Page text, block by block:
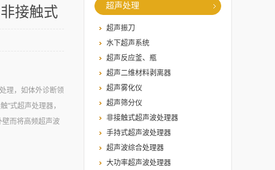
超声处理
超声振刀
水下超声系统
超声反应釜、瓶
超声二维材料剥离器
超声雾化仪
超声筛分仪
非接触式超声波处理器
手持式超声波处理器
超声波综合处理器
大功率超声波处理器
接触式
理，如体外诊断领
"式超声处理器，
而将高频超声波